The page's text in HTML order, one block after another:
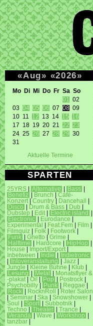
«Aug» «2026»
Mo Di Mi Do Fr Sa So
01
02
03 04 05 06 07 08 09
10 11 12 13 14 15
16
17 18 19 20 21 22
23
24 25 26 27 28 29 30
31
Aktuelle Termine
SPARTEN
25YRS Alternative Bass
Benefiz
Brunch
Café-
Konzert
Country Dancehall
Disco
Drum & Bass Dub
Dubstep
Edit Electric island
Electronic
Eurodance
Experimental
Feat.Fem Film
Filmquiz
Folk Footwork
Funk
Ghetto Grime
Halftime
Hardcore HipHop
House
Import/Export
Inbetween
Indie
Indietronic
Infoveranstaltung Jazz
Jungle
Kleine Bühne Klub
Lesung
Metal
Monatsflyer &
-plakat
Oi! Pop Postrock
Psychobilly
Punk Reggae
Rock
RocknRoll
Roter Salon
Seminar Ska Snowshower
Soul
Sport Subbotnik
Techno
Theater Trance
Veranda
Wave Workshop
tanzbar